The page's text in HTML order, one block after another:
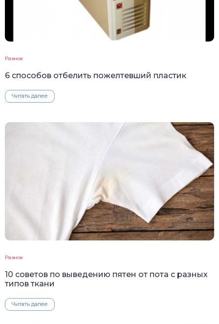
Разное
6 способов отбелить пожелтевший пластик
Читать далее
Разное
10 советов по выведению пятен от пота с разных
типов ткани
Читать далее